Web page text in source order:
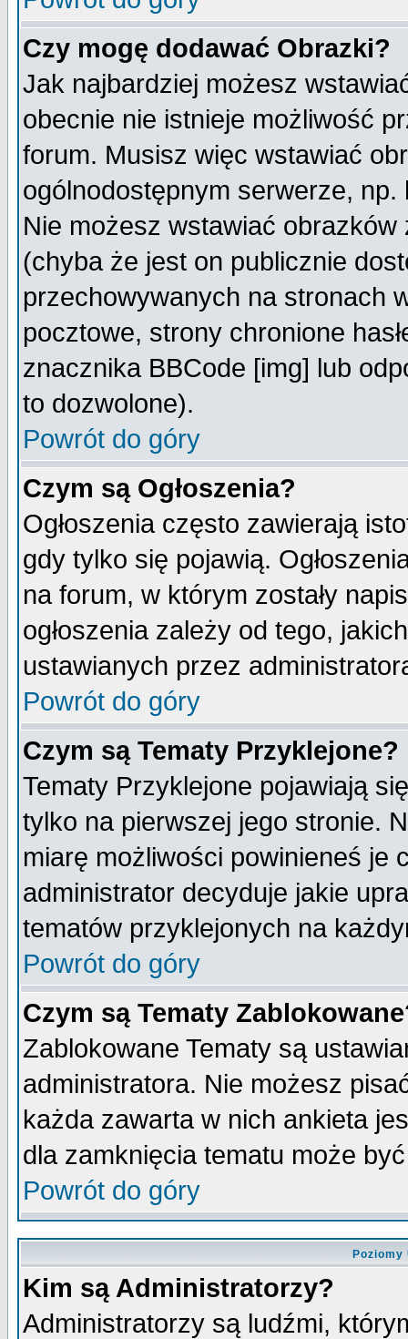
Czy mogę dodawać Obrazki?
Jak najbardziej możesz
obecnie nie istnieje możliwość
forum. Musisz więc wstawiać
ogólnodostępnym serwerze,
Nie możesz wstawiać
(chyba że jest on publicznie
przechowywanych na stronach
pocztowe, strony chronione
znacznika BBCode [img] lub
to dozwolone).
Powrót do góry
Czym są Ogłoszenia?
Ogłoszenia często zawierają
gdy tylko się pojawią.
na forum, w którym zostały
ogłoszenia zależy od tego,
ustawianych przez
Powrót do góry
Czym są Tematy Przyklejone?
Tematy Przyklejone pojawiają
tylko na pierwszej jego stronie.
miarę możliwości powinieneś je
administrator decyduje jakie
tematów przyklejonych na
Powrót do góry
Czym są Tematy
Zablokowane Tematy są
administratora. Nie możesz
każda zawarta w nich ankieta
dla zamknięcia tematu może
Powrót do góry
Kim są Administratorzy?
Administratorzy są ludźmi,